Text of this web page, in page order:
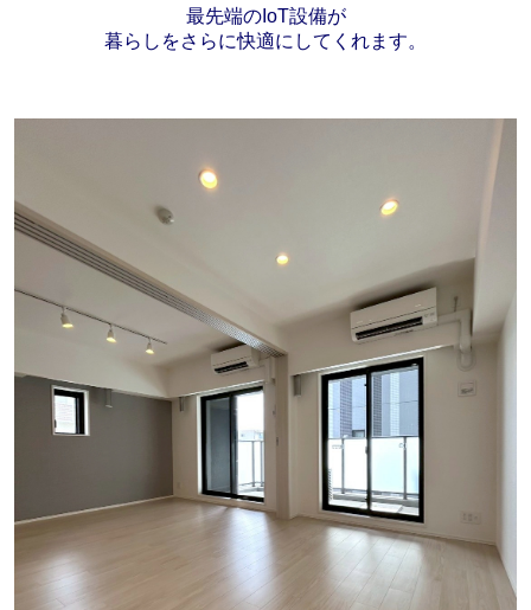
最先端のIoT設備が
暮らしをさらに快適にしてくれます。